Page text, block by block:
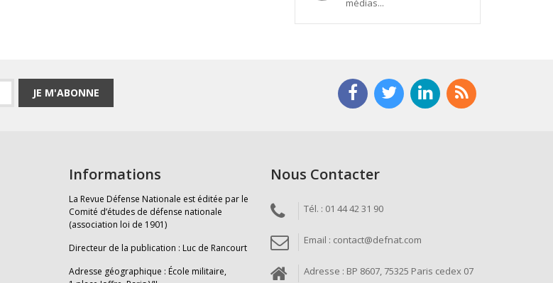
médias...
JE M'ABONNE
Informations
La Revue Défense Nationale est éditée par le
Comité d’études de défense nationale
(association loi de 1901)
Directeur de la publication : Luc de Rancourt
Adresse géographique : École militaire,
Nous Contacter
Tél. : 01 44 42 31 90
Email : contact@defnat.com
Adresse : BP 8607, 75325 Paris cedex 07